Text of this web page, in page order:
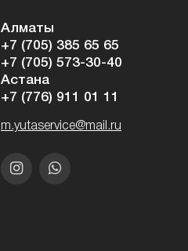
Алматы
+7 (705) 385 65 65
+7 (705) 573-30-40
Астана
+7 (776) 911 01 11
m.yutaservice@mail.ru